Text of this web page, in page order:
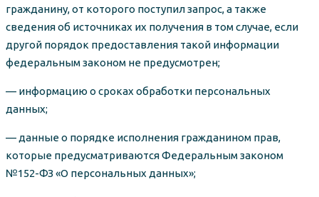
гражданину, от которого поступил запрос, а также
сведения об источниках их получения в том случае, если
другой порядок предоставления такой информации
федеральным законом не предусмотрен;
— информацию о сроках обработки персональных
данных;
— данные о порядке исполнения гражданином прав,
которые предусматриваются Федеральным законом
№152-ФЗ «О персональных данных»;